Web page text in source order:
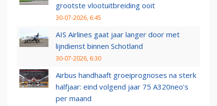
grootste vlootuitbreiding ooit
30-07-2026, 6:45
AIS Airlines gaat jaar langer door met
lijndienst binnen Schotland
30-07-2026, 6:30
Airbus handhaaft groeiprognoses na sterk
halfjaar: eind volgend jaar 75 A320neo’s
per maand